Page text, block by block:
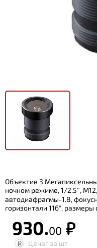
Объектив 3
ночном режиме, 1/2.5″,
автодиафрагмы-1.8,
горизонтали 116°, размеры
930.00 р.
Цена* за шт.